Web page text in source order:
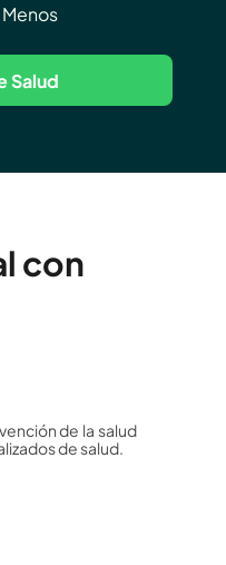
Salud
con
de la salud
de salud.